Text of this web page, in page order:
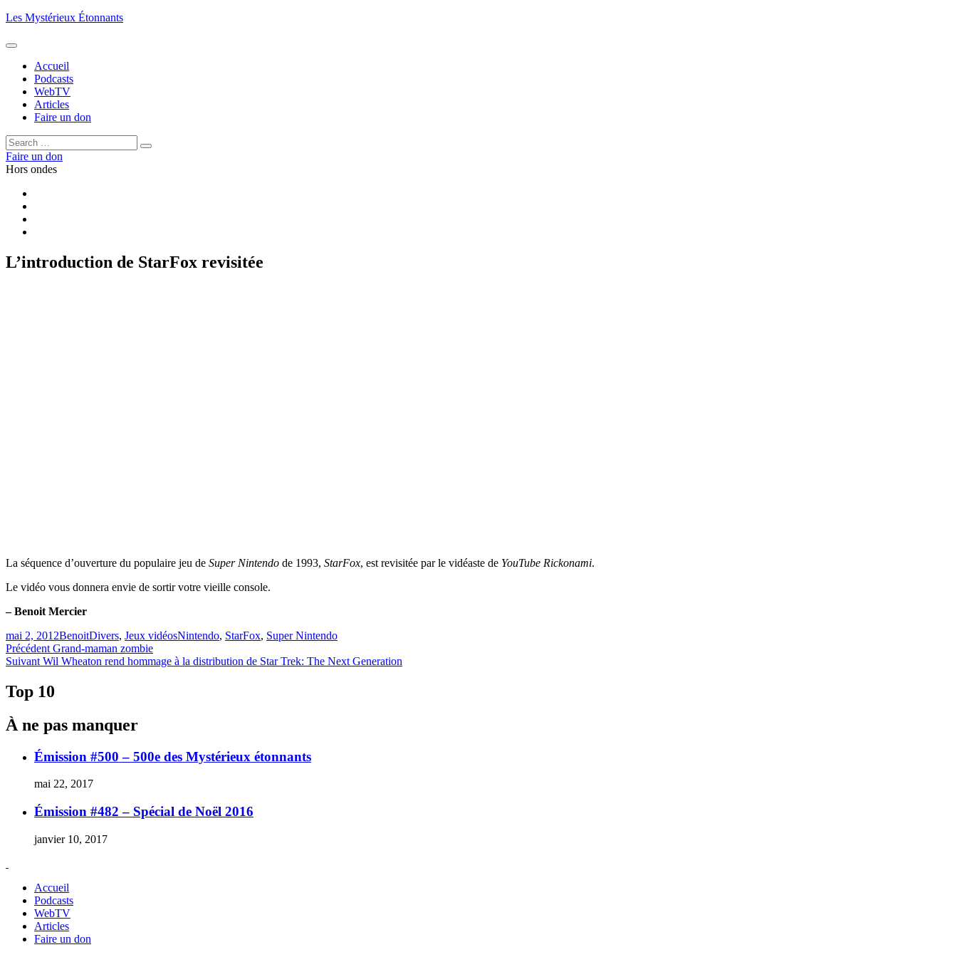
Aller
contenu
Les Mystérieux Étonnants
Accueil
Podcasts
WebTV
Articles
Faire un don
Rechercher :
Rechercher
Faire un don
Hors ondes
L’introduction de StarFox revisitée
La séquence d’ouverture du populaire jeu de Super Nintendo de 1993, StarFox, est revisitée par le vidéaste de YouTube Rickonami.
Le vidéo vous donnera envie de sortir votre vieille console.
– Benoit Mercier
Publié
le
mai 2, 2012BenoitCatégories
Divers, Jeux vidéosÉtiquettes
Nintendo, StarFox, Super Nintendo
Navigation
de
l'article
Précédent Article
précédent :
Grand-maman zombie
Suivant Article
Wil Wheaton rend hommage à la distribution de Star Trek: The Next Generation
Top 10
À ne pas manquer
Émission #500 – 500e des Mystérieux étonnants
mai 22, 2017
Émission #482 – Spécial de Noël 2016
janvier 10, 2017
Accueil
Podcasts
WebTV
Articles
Faire un don